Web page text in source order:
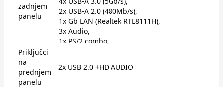
zadnjem
panelu
2x USB-A 2.0 (480Mb/​s),
1x Gb LAN (Realtek RTL8111H),
3x Audio,
1x PS/​2 combo,
Priključci
na
prednjem
panelu
2x USB 2.0 +HD AUDIO